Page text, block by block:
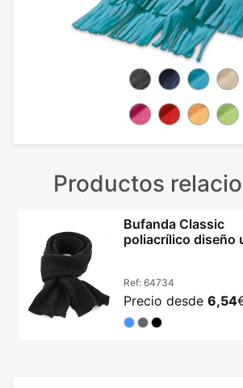
Productos
Bufanda Classic
poliacrílico diseño
Ref: 64734
Precio desde 6,54